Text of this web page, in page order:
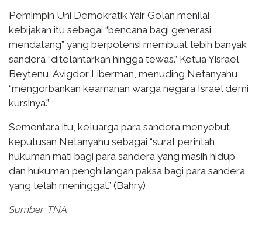
Pemimpin Uni Demokratik Yair Golan menilai
kebijakan itu sebagai “bencana bagi generasi
mendatang” yang berpotensi membuat lebih banyak
sandera “ditelantarkan hingga tewas.” Ketua Yisrael
Beytenu, Avigdor Liberman, menuding Netanyahu
“mengorbankan keamanan warga negara Israel demi
kursinya.”
Sementara itu, keluarga para sandera menyebut
keputusan Netanyahu sebagai “surat perintah
hukuman mati bagi para sandera yang masih hidup
dan hukuman penghilangan paksa bagi para sandera
yang telah meninggal.” (Bahry)
Sumber: TNA